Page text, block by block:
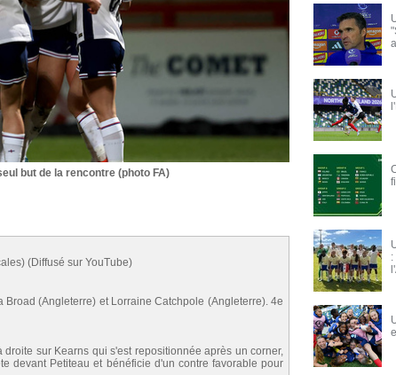
but de la rencontre (photo FA)
(Diffusé sur YouTube)
(Angleterre) et Lorraine Catchpole (Angleterre). 4e
sur Kearns qui s'est repositionnée après un corner,
devant Petiteau et bénéficie d'un contre favorable pour